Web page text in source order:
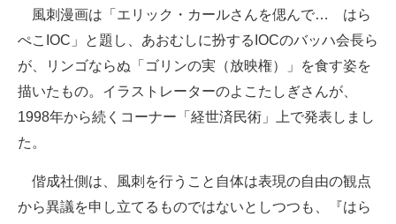
エネルギーの専門メディア
建設×テクノロジーの最前線
ちょっと気になるネットの話題
風刺漫画は「エリック・カールさんを偲んで… はら
ぺこIOC」と題し、あおむしに扮するIOCのバッハ会長ら
が、リンゴならぬ「ゴリンの実（放映権）」を食す姿を
描いたもの。イラストレーターのよこたしぎさんが、
1998年から続くコーナー「経世済民術」上で発表しまし
た。
偕成社側は、風刺を行うこと自体は表現の自由の観点
から異議を申し立てるものではないとしつつも、『はら